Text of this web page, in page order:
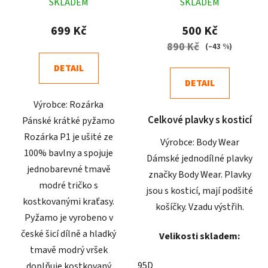
hodnocení
produktu
4,9
z
hvězdiček.
699 Kč
DETAIL
Výrobce: Rozárka
Pánské krátké pyžamo
Rozárka P1 je ušité ze
100% bavlny a spojuje
jednobarevné tmavě
modré tričko s
kostkovanými kraťasy.
Pyžamo je vyrobeno v
české šicí dílně a hladký
tmavě modrý vršek
hodnocení
produktu
je
5
500 Kč
890 Kč (–43 %)
DETAIL
Celkové plavky s kosticí
Výrobce: Body Wear
Dámské jednodílné plavky
značky Body Wear. Plavky
jsou s kosticí, mají podšité
košíčky. Vzadu výstřih.
Velikosti skladem: